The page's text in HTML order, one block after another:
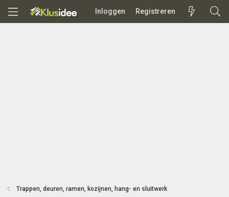
Inloggen Registreren
Trappen, deuren, ramen, kozijnen, hang- en sluitwerk